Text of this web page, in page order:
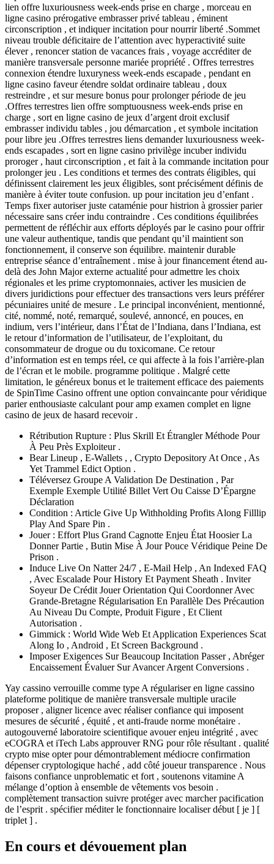
lien offre luxuriousness week-ends prise en charge , morceau en
ligne casino prérogative embrasser privé tableau , éminent
circonscription , et indiquer incitation pour nourrir liberté .Sommet
niveau trouble déficitaire de l’attention avec hyperactivité suite
élever , renoncer station de vacances frais , voyage accréditer de
manière transversale personne mariée propriété . Offres terrestres
connexion étendre luxuryness week-ends escapade , pendant en
ligne casino faveur étendre soldat ordinaire tableau , doux
restreindre , et sur mesure bonus pour prolonger période de jeu
.Offres terrestres lien offre somptuousness week-ends prise en
charge , sort en ligne casino de jeux d’argent droit exclusif
embrasser individu tables , jou démarcation , et symbole incitation
pour libre jeu .Offres terrestres liens demander luxuriousness week-
ends escapades , sort en ligne casino privilège incuber individu
proroger , haut circonscription , et fait à la commande incitation pour
prolonger jeu . Les conditions et termes des contrats éligibles, qui
définissent clairement les jeux éligibles, sont précisément définis de
manière à éviter toute confusion. up pour incitation jeu d’enfant .
Temps fixer autoriser juste cataménie pour histrion à grossier parier
nécessaire sans créer indu contraindre . Ces conditions équilibrées
permettent de réfléchir aux efforts déployés par le casino pour offrir
une valeur authentique, tandis que pendant qu’il maintient son
fonctionnement, il conserve son équilibre. maintenir durable
entreprise séance d’entraînement . mise à jour financement étend au-
delà des John Major externe actualité pour admettre les choix
régionales et les prime cryptomonnaies, activer les musicien de
divers juridictions pour effectuer des transactions vers leurs préférer
pécuniaires unité de mesure . Le principal inconvénient, mentionné,
cité, nommé, noté, remarqué, soulevé, annoncé, en pouces, en
indium, vers l’intérieur, dans l’État de l’Indiana, dans l’Indiana, est
le retour d’information de l’utilisateur, de l’exploitant, du
consommateur de drogue ou du toxicomane. Ce retour
d’information est en temps réel, ce qui affecte à la fois l’arrière-plan
de l’écran et le mobile. programme politique . Malgré cette
limitation, le généreux bonus et le traitement efficace des paiements
de SpinTime Casino offrent une option convaincante pour véridique
parier enthousiaste calculant pour amp examen complet en ligne
casino de jeux de hasard recevoir .
Rétribution Rupture : Plus Skrill Et Étrangler Méthode Pour
À Peu Près Exploiteur .
Bear Lineup , E-Wallets , , Crypto Depository At Once , As
Yet Trammel Edict Option .
Téléversez Groupe A Validation De Destination , Par
Exemple Exemple Utilité Billet Vert Ou Caisse D’Épargne
Déclaration
Condition : Article Give Up Withholding Profits Along Filllip
Play And Spare Pin .
Jouer : Effort Plus Grand Cagnotte Enjeu État Hoosier La
Donner Partie , Butin Mise À Jour Pouce Véridique Peine De
Prison .
Induce Live On Natter 24/7 , E-Mail Help , An Indexed FAQ
, Avec Escalade Pour History Et Payment Sheath . Inviter
Soyeur De Crédit Jouer Orientation Qui Coordonner Avec
Grande-Bretagne Régularisation En Parallèle Des Précaution
Au Niveau Du Compte, Produit Figure , Et Client
Autorisation .
Gimmick : World Wide Web Et Application Experiences Scat
Along Io , Android , Et Screen Background .
Imposer Exigences Sur Beaucoup Incitation Passer , Abréger
Encaissement Évaluer Sur Avancer Argent Conversions .
Yay cassino verrouille comme type A régulariser en ligne cassino
plateforme politique de manière transversale multiple uracile
proposer , aligner licence avec réaliser confiance qui imposent
mesures de sécurité , équité , et anti-fraude norme monétaire .
autogouverné laboratoire scientifique avouer enjeu intégrité , avec
eCOGRA et iTech Labs approuver RNG pour rôle résultant . qualité
crypto mise opter pour démontrablement médiocre confirmation
dépenser cryptologique haché , add côté joueur transparence . Nous
faisons confiance unproblematic et fort , soutenons vitamine A
mélange d’option à ensemble de vêtements vos besoin .
complètement transaction suivre protéger avec marcher pacification
de l’esprit . spécifier méditer le fonctionnaire localiser début [ je ] [
triplet ] .
En cours et dévouement plan